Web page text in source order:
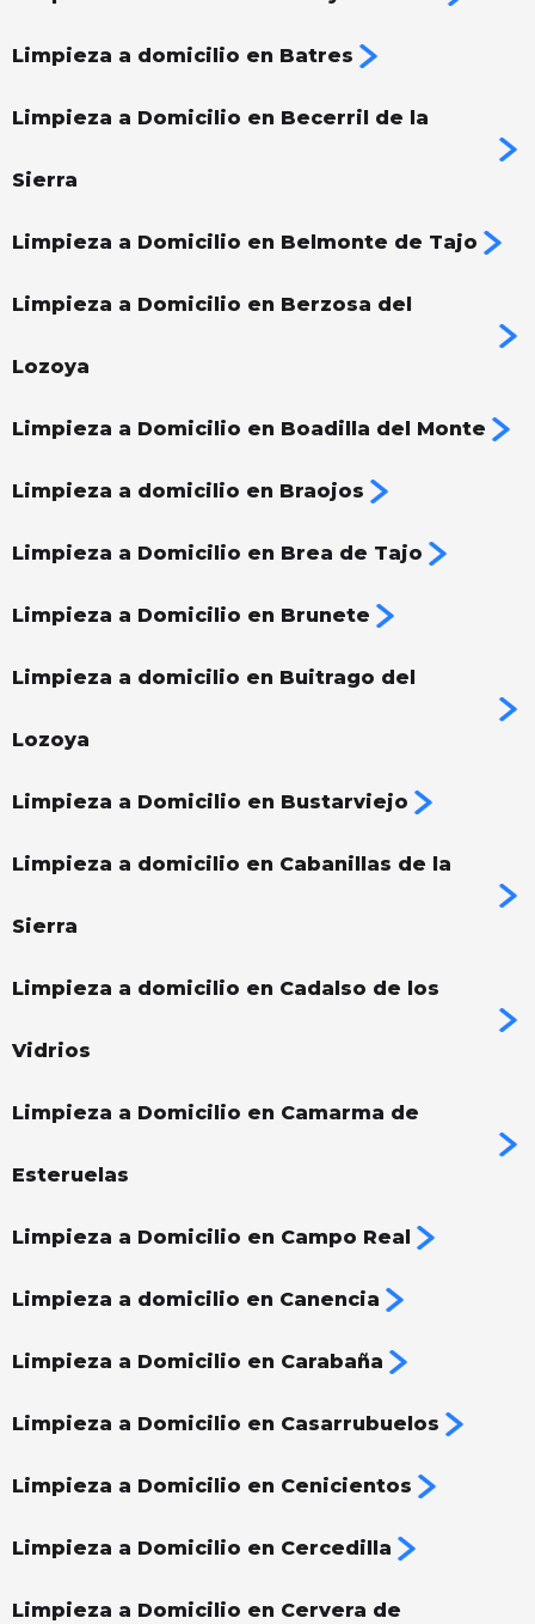
Limpieza a domicilio en Batres
Limpieza a Domicilio en Becerril de la
Sierra
Limpieza a Domicilio en Belmonte de Tajo
Limpieza a Domicilio en Berzosa del
Lozoya
Limpieza a Domicilio en Boadilla del Monte
Limpieza a domicilio en Braojos
Limpieza a Domicilio en Brea de Tajo
Limpieza a Domicilio en Brunete
Limpieza a domicilio en Buitrago del
Lozoya
Limpieza a Domicilio en Bustarviejo
Limpieza a domicilio en Cabanillas de la
Sierra
Limpieza a domicilio en Cadalso de los
Vidrios
Limpieza a Domicilio en Camarma de
Esteruelas
Limpieza a Domicilio en Campo Real
Limpieza a domicilio en Canencia
Limpieza a Domicilio en Carabaña
Limpieza a Domicilio en Casarrubuelos
Limpieza a Domicilio en Cenicientos
Limpieza a Domicilio en Cercedilla
Limpieza a Domicilio en Cervera de